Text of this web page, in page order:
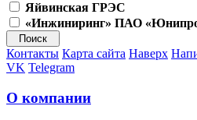
Яйвинская ГРЭС
«Инжиниринг» ПАО
Контакты Карта сайта Наверх
VK Telegram
О компании